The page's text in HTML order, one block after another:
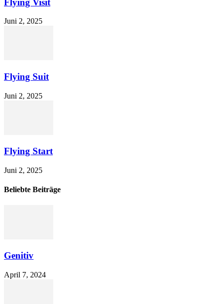
Juni 2, 2025
Flying Suit
Juni 2, 2025
Flying Start
Juni 2, 2025
Beliebte Beiträge
Genitiv
April 7, 2024